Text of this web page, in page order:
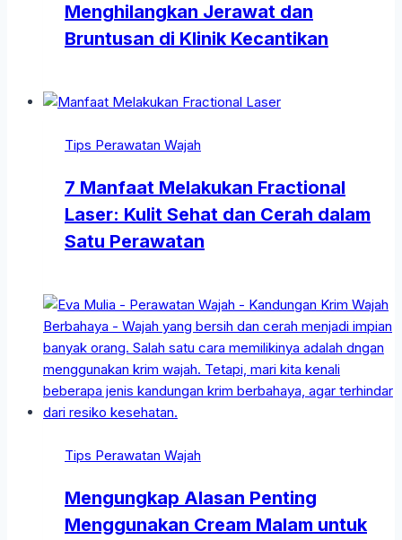
Menghilangkan Jerawat dan
Bruntusan di Klinik Kecantikan
Tips Perawatan Wajah
7 Manfaat Melakukan Fractional
Laser: Kulit Sehat dan Cerah dalam
Satu Perawatan
Tips Perawatan Wajah
Mengungkap Alasan Penting
Menggunakan Cream Malam untuk